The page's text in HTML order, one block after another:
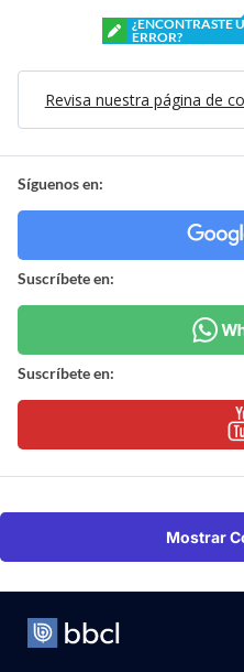
¿ENCONTRASTE
ERROR?
Revisa nuestra página de
Síguenos en:
Suscríbete en:
Suscríbete en:
Mostrar